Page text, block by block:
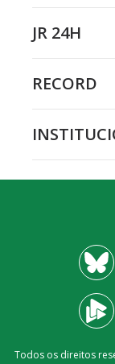
JR 24H
RECORD
Todos os direitos